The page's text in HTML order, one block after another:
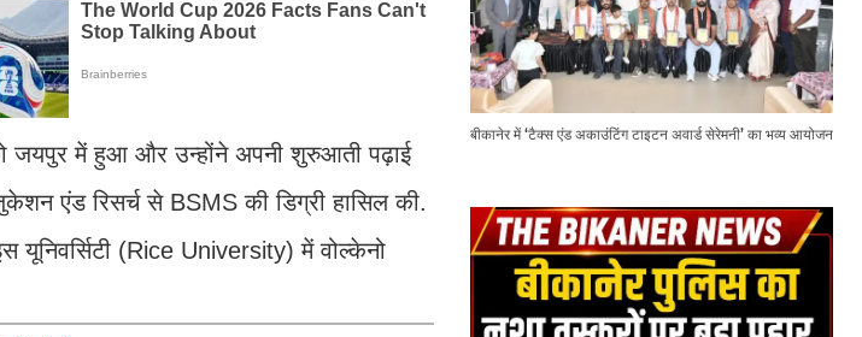
जयपुर में हुआ और उन्होंने अपनी शुरुआती पढ़ाई
एंड रिसर्च से BSMS की डिग्री हासिल की.
(Rice University) में वोल्केनो
बीकानेर में ‘टैक्स एंड अकाउंटिंग टाइटन अवार्ड सेरेमनी’ का भव्य आयोजन